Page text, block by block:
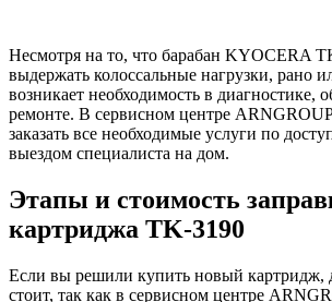
Несмотря на то, что барабан KYOCERA
выдержать колоссальные нагрузки, рано
возникает необходимость в диагностике,
ремонте. В сервисном центре
заказать все необходимые услуги по
выездом специалиста на дом.
Этапы и стоимость
картриджа TK-3190
Если вы решили купить новый картридж,
стоит, так как в сервисном центре